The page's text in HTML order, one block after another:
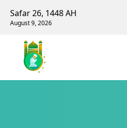
Safar 26, 1448 AH
August 9, 2026